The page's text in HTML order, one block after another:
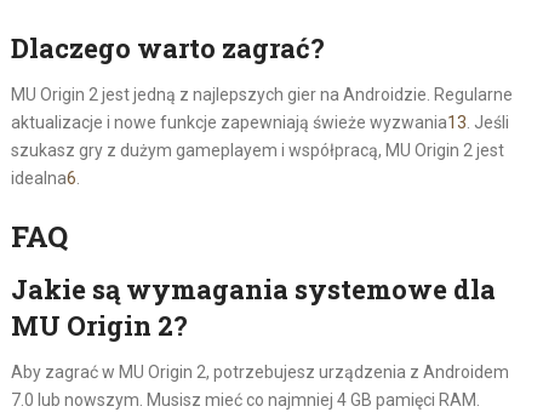
Dlaczego warto zagrać?
MU Origin 2 jest jedną z najlepszych gier na Androidzie. Regularne
aktualizacje i nowe funkcje zapewniają świeże wyzwania13 . Jeśli
szukasz gry z dużym gameplayem i współpracą, MU Origin 2 jest
idealna6
FAQ
Jakie są wymagania systemowe dla
MU Origin 2?
Aby zagrać w MU Origin 2, potrzebujesz urządzenia z Androidem
7.0 lub nowszym. Musisz mieć co najmniej 4 GB pamięci RAM.